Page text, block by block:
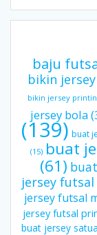
baju
bikin
bikin jersey
jersey bola
(139) buat
(15) buat
(61)
jersey
jersey futsal
jersey futsal
buat jersey